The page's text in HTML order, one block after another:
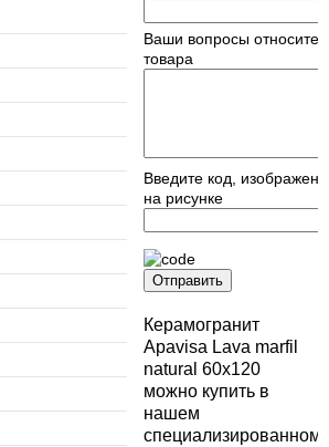
Ваши вопросы
товара
Введите код,
на рисунке
Отправить
Керамогранит
Apavisa Lava marfil
natural 60x120
можно купить в
нашем
специализированном